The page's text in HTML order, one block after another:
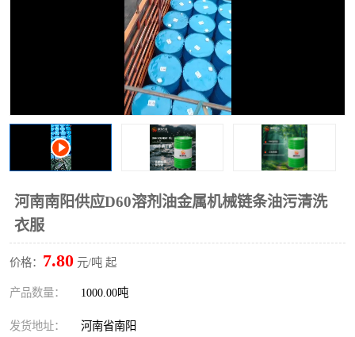
河南南阳供应D60溶剂油金属机械链条油污清洗
衣服
价格： 7.80 元/吨 起
产品数量： 1000.00吨
发货地址： 河南省南阳